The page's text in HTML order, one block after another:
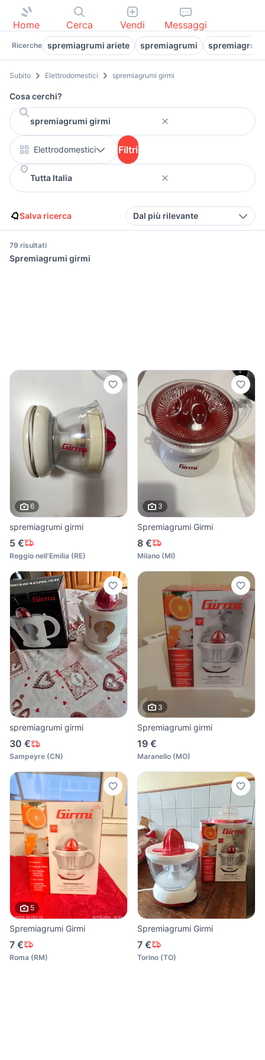
Home Cerca Vendi Messaggi
Ricerche spremiagrumi ariete spremiagrumi
Subito Elettrodomestici spremiagrumi girmi
Cosa cerchi?
Elettrodomestici Filtri
Salva ricerca Dal più rilevante
79 risultati
Spremiagrumi girmi
6
spremiagrumi girmi
5 €
Reggio nell'Emilia (RE)
3
Spremiagrumi Girmi
8 €
Milano (MI)
spremiagrumi girmi
30 €
Sampeyre (CN)
3
Spremiagrumi girmi
19 €
Maranello (MO)
5
Spremiagrumi Girmi
7 €
Roma (RM)
Spremiagrumi Girmi
7 €
Torino (TO)